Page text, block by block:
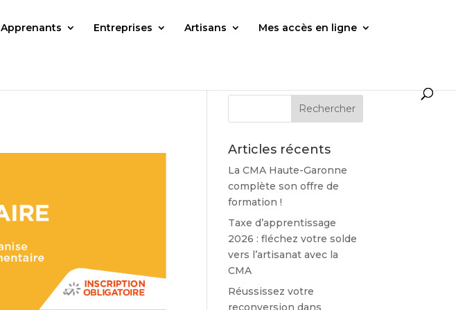
Apprenants Entreprises Artisans Mes accès en ligne
Articles récents
La CMA Haute-Garonne
complète son offre de
formation !
Taxe d’apprentissage
2026 : fléchez votre solde
vers l’artisanat avec la
CMA
Réussissez votre
reconversion dans